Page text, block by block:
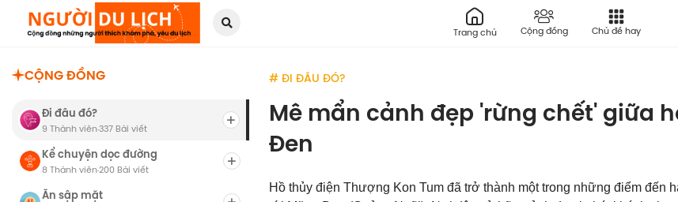
Trang chủ Cộng đồng Chủ đề hay
CỘNG ĐỒNG
Đi đâu đó?
9 Thành viên·337 Bài viết
Kể chuyện dọc đường
8 Thành viên·200 Bài viết
Ăn sập mặt
# ĐI ĐÂU ĐÓ?
Mê mẩn cảnh đẹp 'rừng chết' giữa
Đen
Hồ thủy điện Thượng Kon Tum đã trở thành một trong những điểm đến